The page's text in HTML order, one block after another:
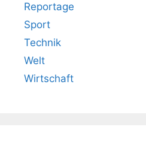
Reportage
Sport
Technik
Welt
Wirtschaft